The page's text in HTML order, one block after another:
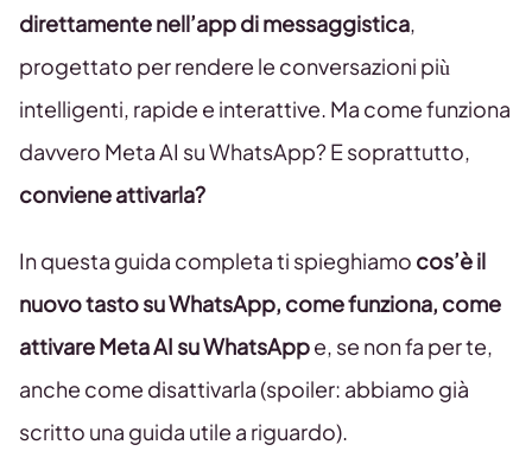
direttamente nell’app di messaggistica,
progettato per rendere le conversazioni più
intelligenti, rapide e interattive. Ma come funziona
davvero Meta AI su WhatsApp? E soprattutto,
conviene attivarla?
In questa guida completa ti spieghiamo cos’è il
nuovo tasto su WhatsApp, come funziona, come
attivare Meta AI su WhatsAppe, se non fa per te,
anche come disattivarla (spoiler: abbiamo già
scritto una guida utile a riguardo).